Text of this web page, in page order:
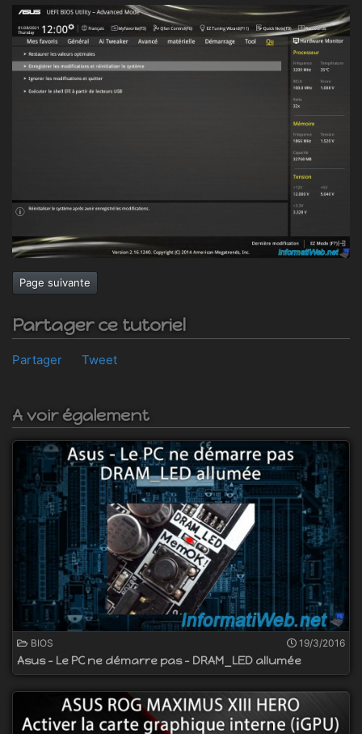
Page suivante
Partager ce tutoriel
Partager Tweet
A voir également
BIOS 19/3/2016
Asus - Le PC ne démarre pas - DRAM_LED allumée